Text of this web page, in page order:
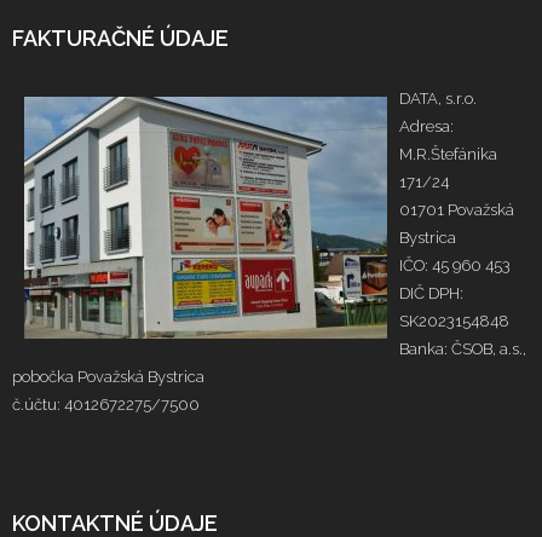
FAKTURAČNÉ ÚDAJE
DATA, s.r.o.
Adresa:
M.R.Štefánika
171/24
01701 Považská
Bystrica
IČO: 45 960 453
DIČ DPH:
SK2023154848
Banka: ČSOB, a.s.,
pobočka Považská Bystrica
č.účtu: 4012672275/7500
KONTAKTNÉ ÚDAJE